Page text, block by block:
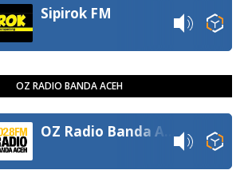
Sipirok FM
OZ RADIO BANDA ACEH